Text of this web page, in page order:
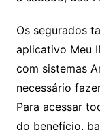
Os segurados
aplicativo Meu
com sistemas
necessário
Para acessar
do benefício,